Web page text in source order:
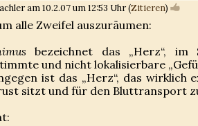
am 10.2.07 um 12:53 Uhr (Zitieren)
alle Zweifel auszuräumen:
bezeichnet das „Herz“, im
und nicht lokalisierbare
ist das „Herz“, das wirklich
sitzt und für den Bluttransport